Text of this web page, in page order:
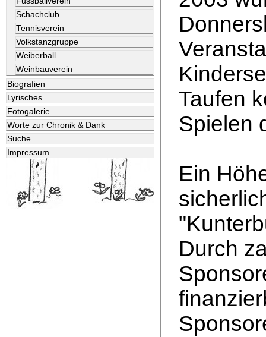
Schachclub
Tennisverein
Volkstanzgruppe
Weiberball
Weinbauverein
Biografien
Lyrisches
Fotogalerie
Worte zur Chronik & Dank
Suche
Impressum
Taufen
Spielen
Ein
Durch